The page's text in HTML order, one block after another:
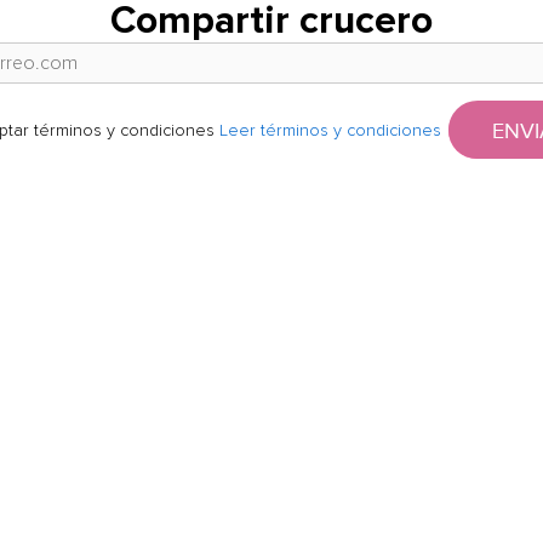
Compartir crucero
términos y condiciones Leer términos y condiciones